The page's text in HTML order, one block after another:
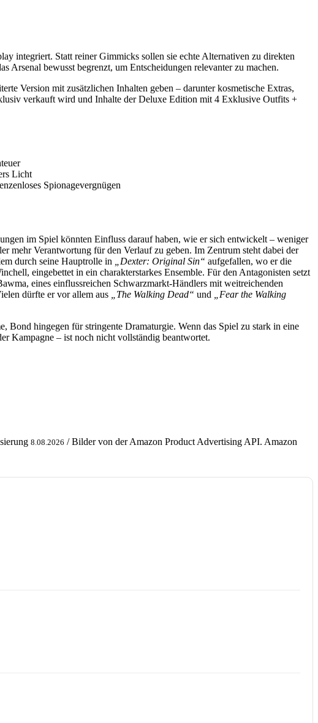
integriert. Statt reiner Gimmicks sollen sie echte Alternativen zu direkten
bewusst begrenzt, um Entscheidungen relevanter zu machen.
Version mit zusätzlichen Inhalten geben – darunter kosmetische Extras,
verkauft wird und Inhalte der Deluxe Edition mit 4 Exklusive Outfits +
Licht
Spionagevergnügen
im Spiel könnten Einfluss darauf haben, wie er sich entwickelt – weniger
mehr Verantwortung für den Verlauf zu geben. Im Zentrum steht dabei der
durch seine Hauptrolle in
„Dexter: Original Sin“ aufgefallen, wo er die
eingebettet in ein charakterstarkes Ensemble. Für den Antagonisten setzt
eines einflussreichen Schwarzmarkt-Händlers mit weitreichenden
dürfte er vor allem aus
„The Walking Dead“ und
„Fear the Walking
hingegen für stringente Dramaturgie. Wenn das Spiel zu stark in eine
Kampagne – ist noch nicht vollständig beantwortet.
8.08.2026 / Bilder von der Amazon Product Advertising API. Amazon